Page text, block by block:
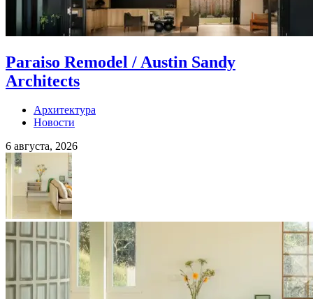
Paraiso Remodel / Austin Sandy
Architects
Архитектура
Новости
6 августа, 2026